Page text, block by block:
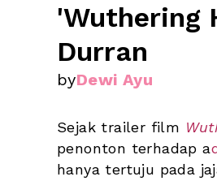
'Wuthering
Durran
byDewi Ayu
Sejak trailer film
penonton terhadap a
hanya tertuju pada